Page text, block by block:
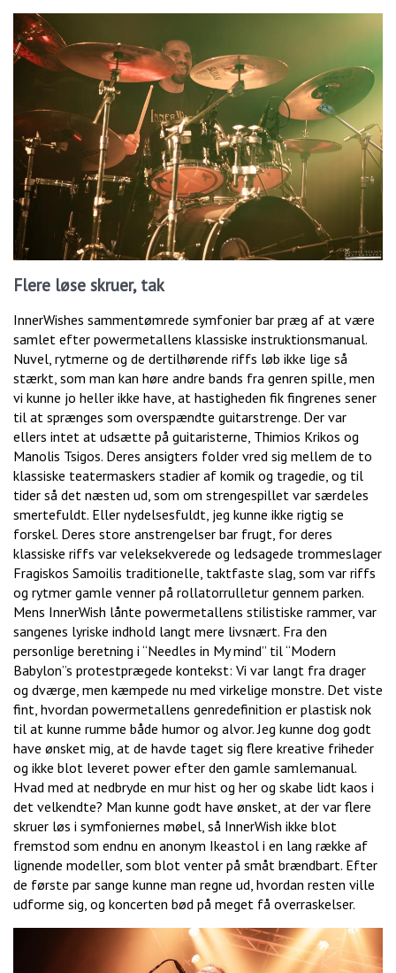
Flere løse skruer, tak
InnerWishes sammentømrede symfonier bar præg af at være
samlet efter powermetallens klassiske instruktionsmanual.
Nuvel, rytmerne og de dertilhørende riffs løb ikke lige så
stærkt, som man kan høre andre bands fra genren spille, men
vi kunne jo heller ikke have, at hastigheden fik fingrenes sener
til at sprænges som overspændte guitarstrenge. Der var
ellers intet at udsætte på guitaristerne, Thimios Krikos og
Manolis Tsigos. Deres ansigters folder vred sig mellem de to
klassiske teatermaskers stadier af komik og tragedie, og til
tider så det næsten ud, som om strengespillet var særdeles
smertefuldt. Eller nydelsesfuldt, jeg kunne ikke rigtig se
forskel. Deres store anstrengelser bar frugt, for deres
klassiske riffs var veleksekverede og ledsagede trommeslager
Fragiskos Samoilis traditionelle, taktfaste slag, som var riffs
og rytmer gamle venner på rollatorrulletur gennem parken.
Mens InnerWish lånte powermetallens stilistiske rammer, var
sangenes lyriske indhold langt mere livsnært. Fra den
personlige beretning i “Needles in My mind” til “Modern
Babylon”s protestprægede kontekst: Vi var langt fra drager
og dværge, men kæmpede nu med virkelige monstre. Det viste
fint, hvordan powermetallens genredefinition er plastisk nok
til at kunne rumme både humor og alvor. Jeg kunne dog godt
have ønsket mig, at de havde taget sig flere kreative friheder
og ikke blot leveret power efter den gamle samlemanual.
Hvad med at nedbryde en mur hist og her og skabe lidt kaos i
det velkendte? Man kunne godt have ønsket, at der var flere
skruer løs i symfoniernes møbel, så InnerWish ikke blot
fremstod som endnu en anonym Ikeastol i en lang række af
lignende modeller, som blot venter på småt brændbart. Efter
de første par sange kunne man regne ud, hvordan resten ville
udforme sig, og koncerten bød på meget få overraskelser.